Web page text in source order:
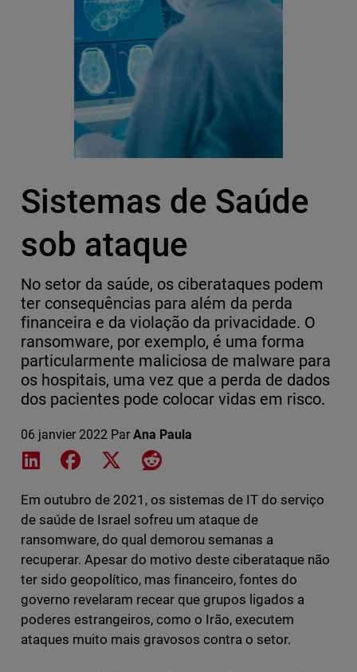
Sistemas de Saúde
sob ataque
No setor da saúde, os ciberataques podem
ter consequências para além da perda
financeira e da violação da privacidade. O
ransomware, por exemplo, é uma forma
particularmente maliciosa de malware para
os hospitais, uma vez que a perda de dados
dos pacientes pode colocar vidas em risco.
06 janvier 2022 Par Ana Paula
Share on LinkedIn
Share on Facebook
Share on XShare on Reddit
Em outubro de 2021, os sistemas de IT do serviço
de saúde de Israel sofreu um ataque de
ransomware, do qual demorou semanas a
recuperar. Apesar do motivo deste ciberataque não
ter sido geopolítico, mas financeiro, fontes do
governo revelaram recear que grupos ligados a
poderes estrangeiros, como o Irão, executem
ataques muito mais gravosos contra o setor.